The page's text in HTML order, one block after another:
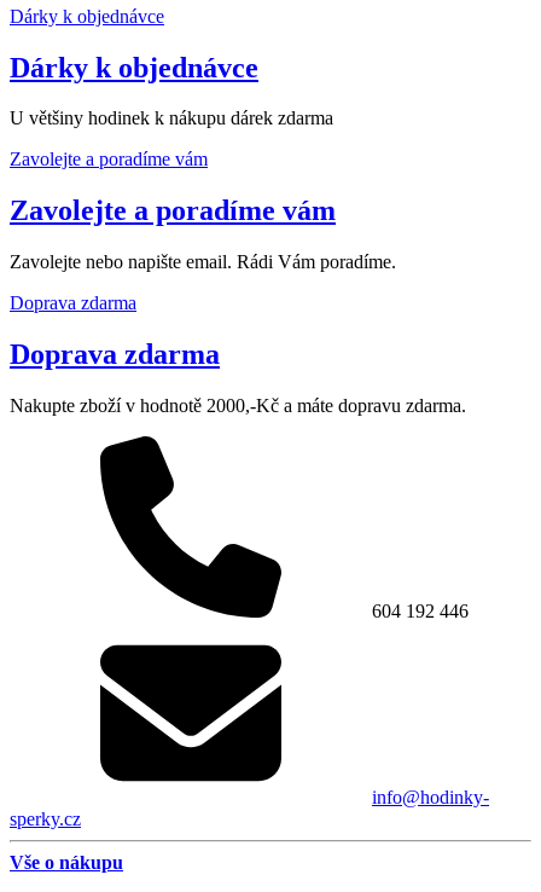
Dárky k objednávce
Dárky k objednávce
U většiny hodinek k nákupu dárek zdarma
Zavolejte a poradíme vám
Zavolejte a poradíme vám
Zavolejte nebo napište email. Rádi Vám poradíme.
Doprava zdarma
Doprava zdarma
Nakupte zboží v hodnotě 2000,-Kč a máte dopravu zdarma.
604 192 446
info@hodinky-
sperky.cz
Vše o nákupu